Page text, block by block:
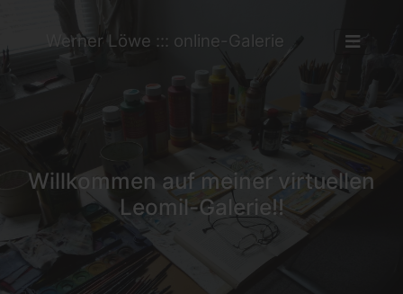
Werner Löwe ::: online-Galerie
Willkommen auf meiner virtuellen
Leomil-Galerie!!